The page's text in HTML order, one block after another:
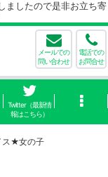
たので是非お立ち寄
メールでの
問い合わせ
電話での
お問合せ
Twitter（最新情
報はこちら）
ス★女の子